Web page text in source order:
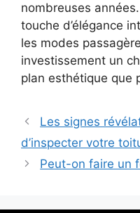
nombreuses
touche d’élégance
les modes
investissement un
plan esthétique que
Les signes
d’inspecter votre
Peut-on faire un